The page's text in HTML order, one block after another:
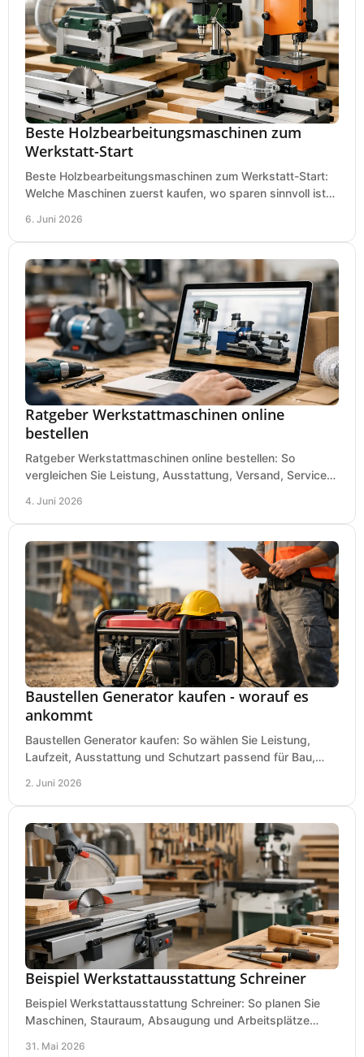
Beste Holzbearbeitungsmaschinen zum
Werkstatt-Start
Beste Holzbearbeitungsmaschinen zum Werkstatt-Start:
Welche Maschinen zuerst kaufen, wo sparen sinnvoll ist
6. Juni 2026
Ratgeber Werkstattmaschinen online
bestellen
Ratgeber Werkstattmaschinen online bestellen: So
vergleichen Sie Leistung, Ausstattung, Versand, Service
4. Juni 2026
Baustellen Generator kaufen - worauf es
ankommt
Baustellen Generator kaufen: So wählen Sie Leistung,
Laufzeit, Ausstattung und Schutzart passend für Bau,
2. Juni 2026
Beispiel Werkstattausstattung Schreiner
Beispiel Werkstattausstattung Schreiner: So planen Sie
Maschinen, Stauraum, Absaugung und Arbeitsplätze
31. Mai 2026